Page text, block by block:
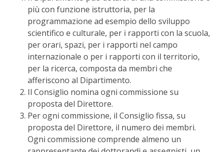
più con funzione istruttoria, per la
programmazione ad esempio dello sviluppo
scientifico e culturale, per i rapporti con la scuola,
per orari, spazi, per i rapporti nel campo
internazionale o per i rapporti con il territorio,
per la ricerca, composta da membri che
afferiscono al Dipartimento.
Il Consiglio nomina ogni commissione su
proposta del Direttore.
Per ogni commissione, il Consiglio fissa, su
proposta del Direttore, il numero dei membri.
Ogni commissione comprende almeno un